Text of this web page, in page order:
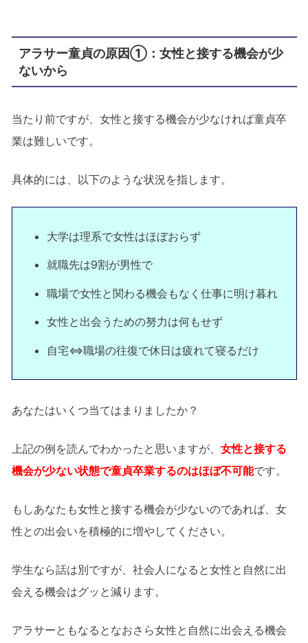
アラサー童貞の原因①：女性と接する機会が少
ないから
当たり前ですが、女性と接する機会が少なければ童貞卒
業は難しいです。
具体的には、以下のような状況を指します。
大学は理系で女性はほぼおらず
就職先は9割が男性で
職場で女性と関わる機会もなく仕事に明け暮れ
女性と出会うための努力は何もせず
自宅⇔職場の往復で休日は疲れて寝るだけ
あなたはいくつ当てはまりましたか？
上記の例を読んでわかったと思いますが、 女性と接する
機会が少ない状態で童貞卒業するのはほぼ不可能です。
もしあなたも女性と接する機会が少ないのであれば、女
性との出会いを積極的に増やしてください。
学生なら話は別ですが、社会人になると女性と自然に出
会える機会はグッと減ります。
アラサーともなるとなおさら女性と自然に出会える機会